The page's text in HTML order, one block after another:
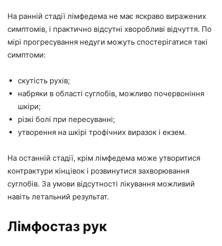
На ранній стадії лімфедема не має яскраво виражених
симптомів, і практично відсутні хворобливі відчуття. По
мірі прогресування недуги можуть спостерігатися такі
симптоми:
скутість рухів;
набряки в області суглобів, можливо почервоніння
шкіри;
різкі болі при пересуванні;
утворення на шкірі трофічних виразок і екзем.
На останній стадії, крім лімфедема може утворитися
контрактури кінцівок і розвинутися захворювання
суглобів. За умови відсутності лікування можливий
навіть летальний результат.
Лімфостаз рук